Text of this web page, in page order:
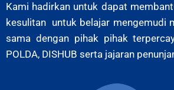
Kami hadirkan untuk dapat
kesulitan untuk belajar mengemudi
sama dengan pihak pihak
POLDA, DISHUB serta jajaran